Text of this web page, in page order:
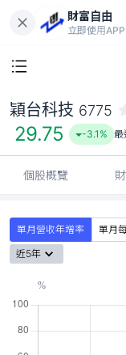
財富自由
立即使用
穎台科技 6775
29.75 -3.1% 最
個股概覽
單月營收年增率 單月
近5年